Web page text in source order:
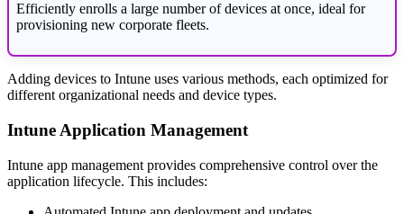
Efficiently enrolls a large number of devices at once, ideal for
provisioning new corporate fleets.
Adding devices to Intune uses various methods, each optimized for
different organizational needs and device types.
Intune Application Management
Intune app management provides comprehensive control over the
application lifecycle. This includes: